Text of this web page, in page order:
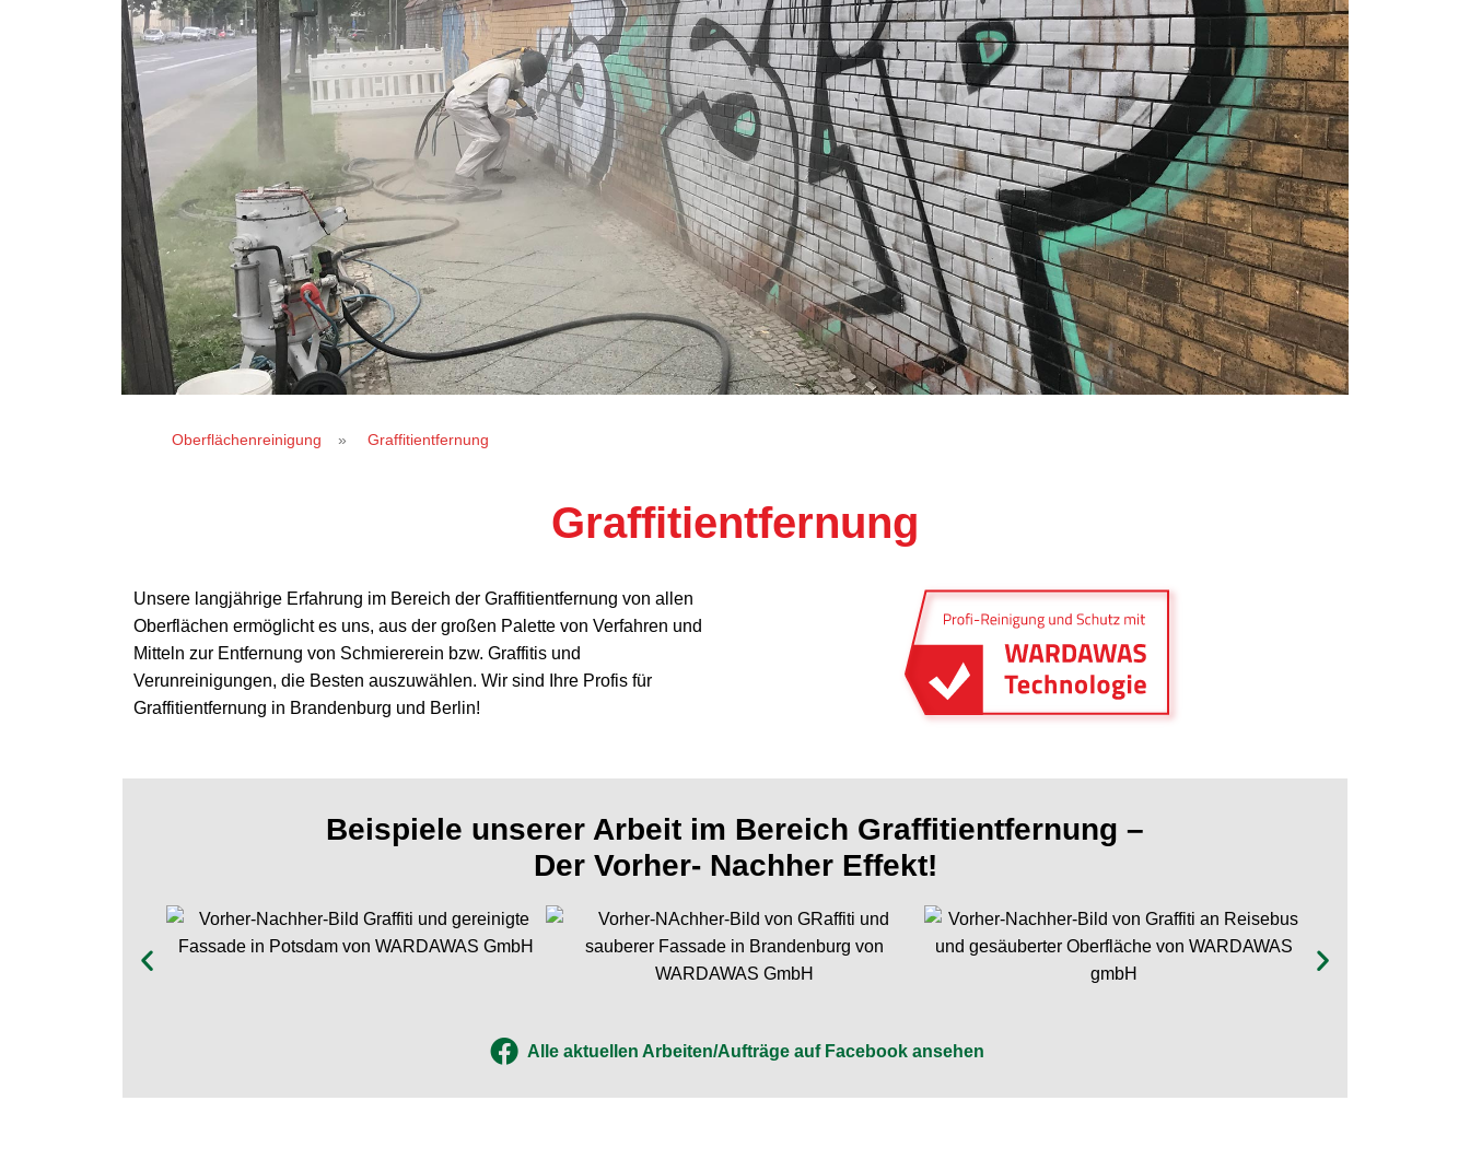
Graffitientfernung
von allen Oberflächen
Oberflächenreinigung » Graffitientfernung
Graffitientfernung
Unsere langjährige Erfahrung im Bereich der Graffitientfernung von allen
Oberflächen ermöglicht es uns, aus der großen Palette von Verfahren und
Mitteln zur Entfernung von Schmiererein bzw. Graffitis und
Verunreinigungen, die Besten auszuwählen. Wir sind Ihre Profis für
Graffitientfernung in Brandenburg und Berlin!
Beispiele unserer Arbeit im Bereich Graffitientfernung –
Der Vorher- Nachher Effekt!
Alle aktuellen Arbeiten/Aufträge auf Facebook ansehen